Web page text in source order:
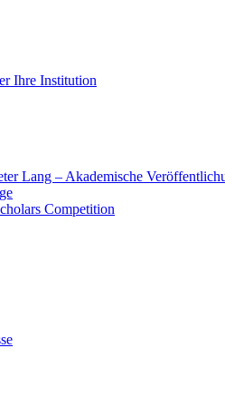
Ihre Institution
Lang – Akademische
Competition